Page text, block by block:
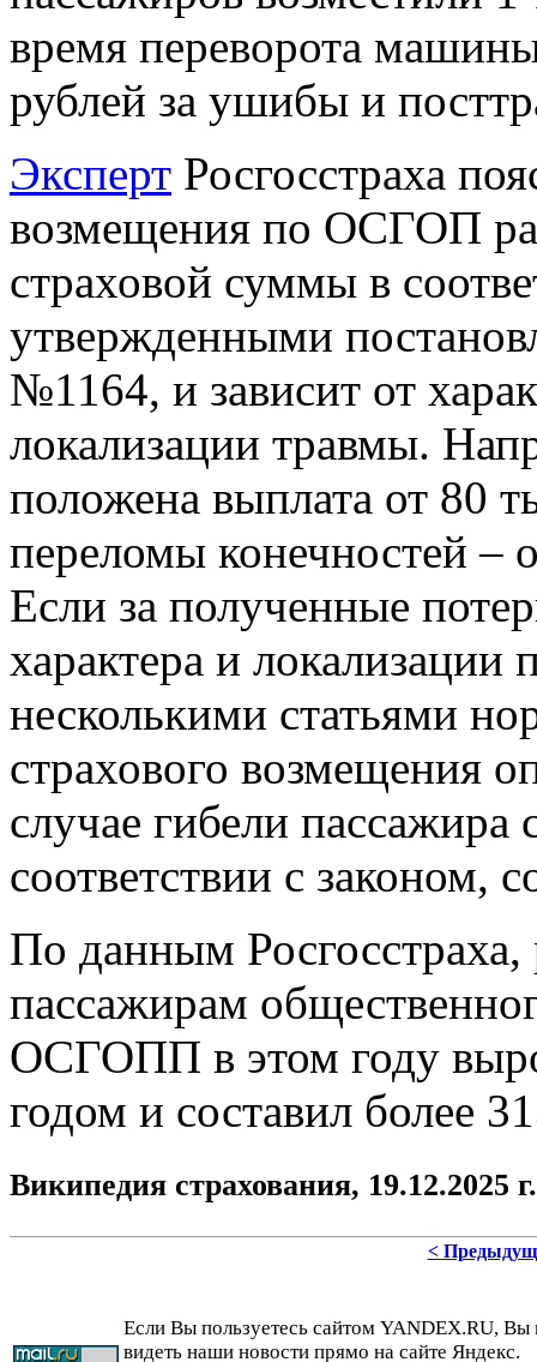
время переворота
рублей за ушибы и
Эксперт Росгосстраха
возмещения по ОСГОП
страховой суммы в
утвержденными
№1164, и зависит от
локализации травмы.
положена выплата от 80
переломы конечностей –
Если за полученные
характера и локализации
несколькими статьями
страхового возмещения
случае гибели пассажира
соответствии с законом,
По данным Росгосстраха,
пассажирам
ОСГОПП в этом году
годом и составил более
Википедия страхования, 19.12.2025 г.
<
Если Вы пользуетесь сайтом YANDEX.RU, Вы
видеть наши новости прямо на сайте Яндекс.